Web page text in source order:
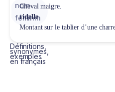
nom
féminin
Définitions,
synonymes,
exemples
en français
Cheval maigre.
ridelle
Montant sur le tablier d’une